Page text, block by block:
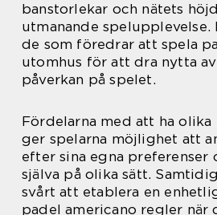
banstorlekar och nätets
utmanande spelupplevelse.
de som föredrar att spela
utomhus för att dra nytta
påverkan på spelet.
Fördelarna med att ha
ger spelarna möjlighet att
efter sina egna preferenser
själva på olika sätt.
svårt att etablera en
padel americano regler när